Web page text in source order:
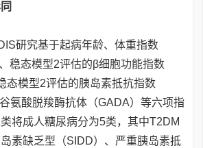
研究基于起病年龄、体重指数
稳态模型2评估的β细胞功能指数
态模型2评估的胰岛素抵抗指数
氨酸脱羧酶抗体（GADA）等六项指
将成人糖尿病分为5类，其中T2DM
素缺乏型（SIDD）、严重胰岛素抵